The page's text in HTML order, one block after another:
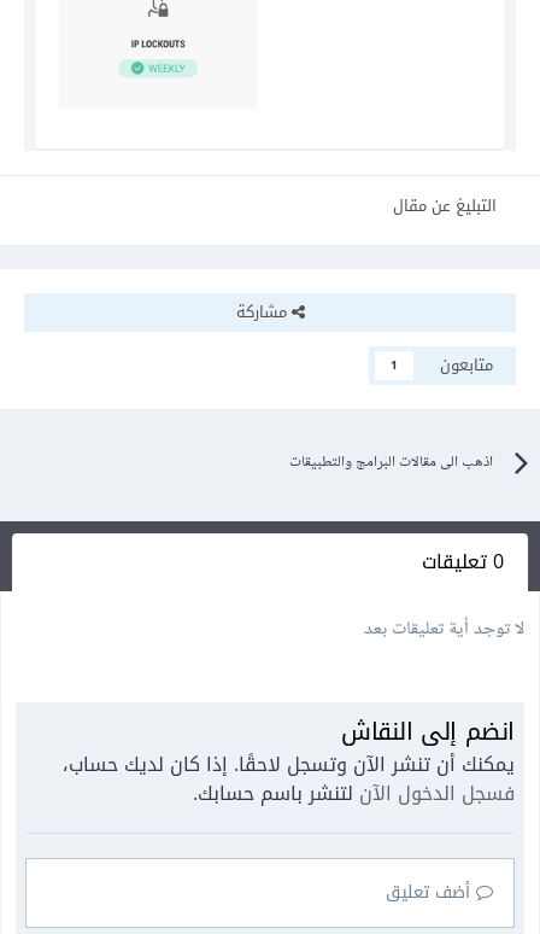
التبليغ عن مقال
مشاركة
متابعون
1
اذهب الى مقالات البرامج والتطبيقات
0 تعليقات
لا توجد أية تعليقات بعد
انضم إلى النقاش
يمكنك أن تنشر الآن وتسجل لاحقًا. إذا كان لديك حساب،
فسجل الدخول الآن لتنشر باسم حسابك.
أضف تعليق